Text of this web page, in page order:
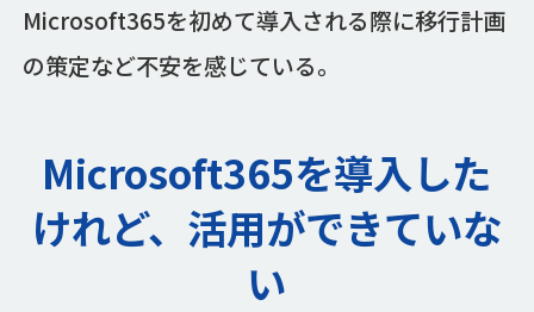
Microsoft365を初めて導入される際に移行計画
の策定など不安を感じている。
Microsoft365を導入した
けれど、活用ができていな
い